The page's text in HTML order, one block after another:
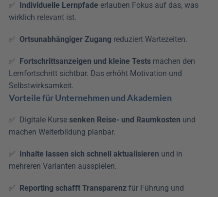
✅ Individuelle Lernpfade erlauben Fokus auf das, was
wirklich relevant ist.
✅ Ortsunabhängiger Zugang reduziert Wartezeiten.
✅ Fortschrittsanzeigen und kleine Tests machen den
Lernfortschritt sichtbar. Das erhöht Motivation und
Selbstwirksamkeit.
Vorteile für Unternehmen und Akademien
✅  Digitale Kurse senken Reise- und Raumkosten und
machen Weiterbildung planbar.
✅ Inhalte lassen sich schnell aktualisieren und in
mehreren Varianten ausspielen.
✅ Reporting schafft Transparenz für Führung und